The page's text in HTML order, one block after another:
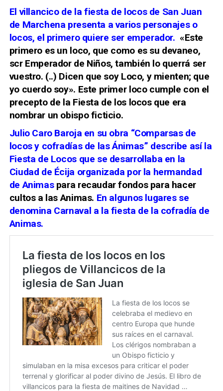
El villancico de la fiesta de locos de San Juan
de Marchena presenta a varios personajes o
locos, el primero quiere ser emperador. «Este
primero es un loco, que como es su devaneo,
scr Emperador de Niños, también lo querrá ser
vuestro. (..) Dicen que soy Loco, y mienten; que
yo cuerdo soy». Este primer loco cumple con el
precepto de la Fiesta de los locos que era
nombrar un obispo ficticio.
Julio Caro Baroja en su obra “Comparsas de
locos y cofradías de las Ánimas” describe así la
Fiesta de Locos que se desarrollaba en la
Ciudad de Écija organizada por la hermandad
de Animaspara recaudar fondos para hacer
cultos a las Animas. En algunos lugares se
denomina Carnaval a la fiesta de la cofradía de
Animas.